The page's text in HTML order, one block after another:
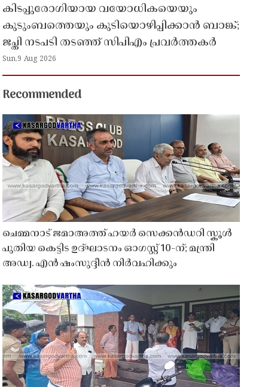
കിടപ്പുരോഗിയായ വയോധികയെയും
കുടുംബത്തെയും കുടിയൊഴിപ്പിക്കാൻ ബാങ്ക്;
ജപ്തി നടപടി തടഞ്ഞ് സിപിഎം പ്രവർത്തകർ
Sun,9 Aug 2026
Recommended
ചെമ്മനാട് ജമാഅത്ത് ഹയർ സെക്കൻഡറി സ്കൂൾ
പുതിയ കെട്ടിട ഉദ്ഘാടനം ഓഗസ്റ്റ് 10-ന്; മന്ത്രി
അഡ്വ. എൻ ഷംസുദ്ദീൻ നിർവഹിക്കും